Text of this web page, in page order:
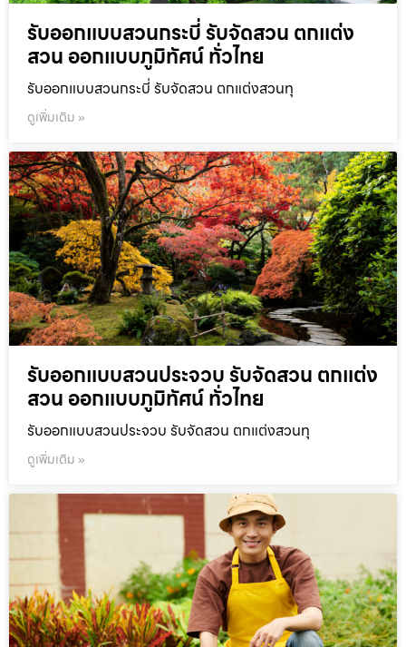
รับออกแบบสวนกระบี่ รับจัดสวน ตกแต่ง
สวน ออกแบบภูมิทัศน์ ทั่วไทย
รับออกแบบสวนกระบี่ รับจัดสวน ตกแต่งสวนทุ
ดูเพิ่มเติม »
รับออกแบบสวนประจวบ รับจัดสวน ตกแต่ง
สวน ออกแบบภูมิทัศน์ ทั่วไทย
รับออกแบบสวนประจวบ รับจัดสวน ตกแต่งสวนทุ
ดูเพิ่มเติม »